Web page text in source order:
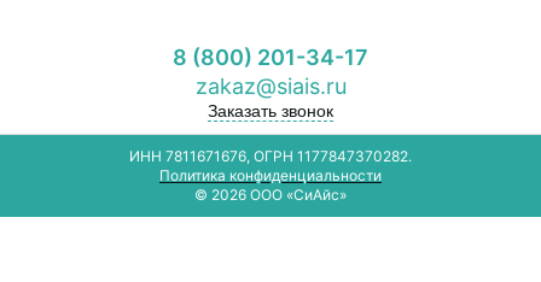
8 (800) 201-34-17
zakaz@siais.ru
Заказать звонок
ИНН 7811671676, ОГРН 1177847370282.
Политика конфиденциальности
© 2026 ООО «СиАйс»